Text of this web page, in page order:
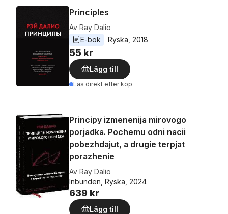
Principles
Av Ray Dalio
E-bok
Ryska 2018
55 kr
Lägg till
Läs direkt efter köp
Principy izmenenija mirovogo
porjadka. Pochemu odni nacii
pobezhdajut, a drugie terpjat
porazhenie
Av Ray Dalio
Inbunden, Ryska, 2024
639 kr
Lägg till